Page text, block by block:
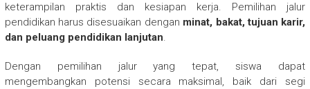
keterampilan praktis dan kesiapan kerja. Pemilihan jalur
pendidikan harus disesuaikan dengan minat, bakat, tujuan karir,
dan peluang pendidikan lanjutan.
Dengan pemilihan jalur yang tepat, siswa dapat
mengembangkan potensi secara maksimal, baik dari segi